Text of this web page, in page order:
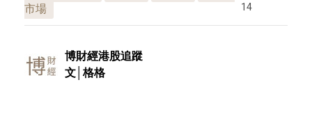
市場
14
博財經港股追蹤
文│格格